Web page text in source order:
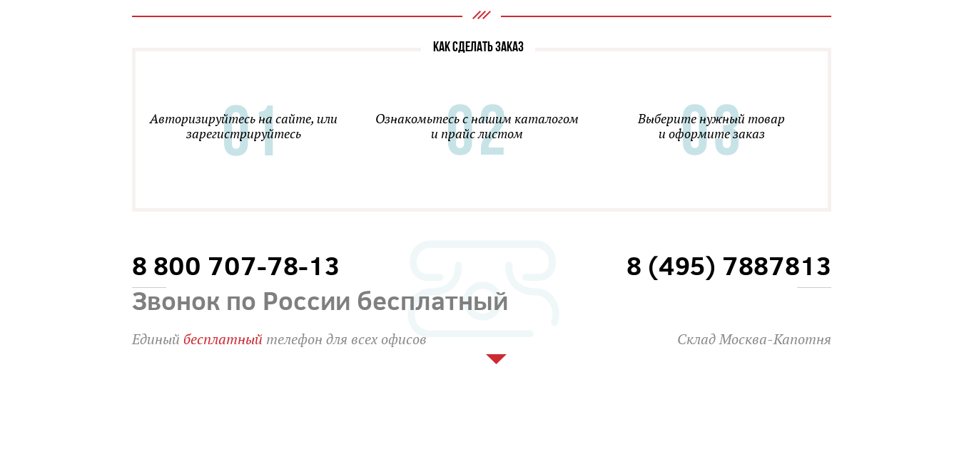
КАК СДЕЛАТЬ ЗАКАЗ
Авторизируйтесь на сайте, или
зарегистрируйтесь
Ознакомьтесь с нашим каталогом
и прайс листом
Выберите нужный товар
и оформите заказ
8 800 707-78-13
Звонок по России бесплатный
8 (495) 7887813
Единыйбесплатный телефон для всех офисов Склад Москва-Капотня